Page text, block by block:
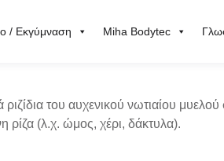
/ Εκγύμναση Miha Bodytec
του αυχενικού νωτιαίου μυελού
ρίζα (λ.χ. ώμος, χέρι, δάκτυλα).